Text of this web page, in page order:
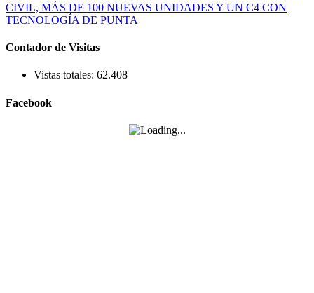
Contador de Visitas
Vistas totales: 62.408
Facebook